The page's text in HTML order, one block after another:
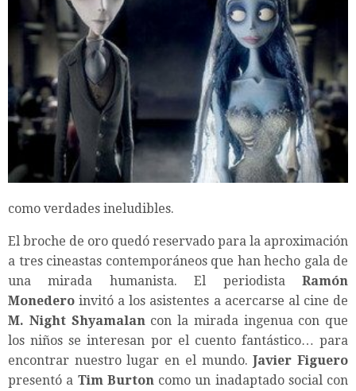
como verdades ineludibles.
El broche de oro quedó reservado para la aproximación
a tres cineastas contemporáneos que han hecho gala de
una mirada humanista. El periodista Ramón
Monedero invitó a los asistentes a acercarse al cine de
M. Night Shyamalancon la mirada ingenua con que
los niños se interesan por el cuento fantástico… para
encontrar nuestro lugar en el mundo.Javier Figuero
presentó a Tim Burtoncomo un inadaptado social con